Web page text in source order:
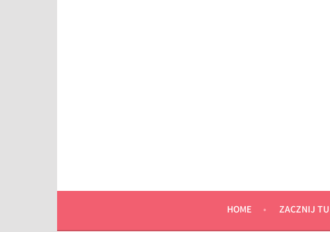
HOME ZACZNIJ TU